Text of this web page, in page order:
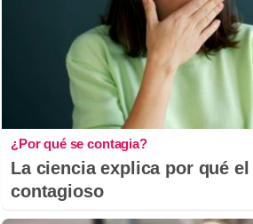
¿Por qué se contagia?
La ciencia explica por qué
contagioso